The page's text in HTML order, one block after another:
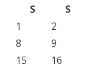
S
S
1
2
8
9
15
16